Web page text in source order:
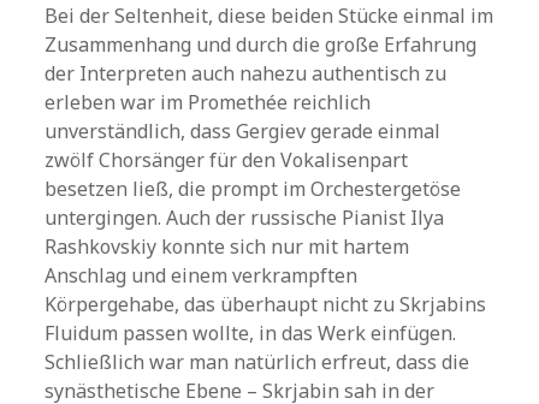
Bei der Seltenheit, diese beiden Stücke einmal im
Zusammenhang und durch die große Erfahrung
der Interpreten auch nahezu authentisch zu
erleben war im Promethée reichlich
unverständlich, dass Gergiev gerade einmal
zwölf Chorsänger für den Vokalisenpart
besetzen ließ, die prompt im Orchestergetöse
untergingen. Auch der russische Pianist Ilya
Rashkovskiy konnte sich nur mit hartem
Anschlag und einem verkrampften
Körpergehabe, das überhaupt nicht zu Skrjabins
Fluidum passen wollte, in das Werk einfügen.
Schließlich war man natürlich erfreut, dass die
synästhetische Ebene – Skrjabin sah in der